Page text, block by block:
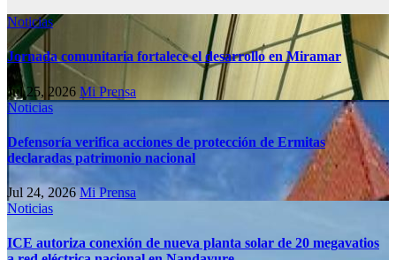
Noticias
Jornada comunitaria fortalece el desarrollo en Miramar
Jul 25, 2026 Mi Prensa
Noticias
Defensoría verifica acciones de protección de Ermitas
declaradas patrimonio nacional
Jul 24, 2026Mi Prensa
Noticias
ICE autoriza conexión de nueva planta solar de 20 megavatios